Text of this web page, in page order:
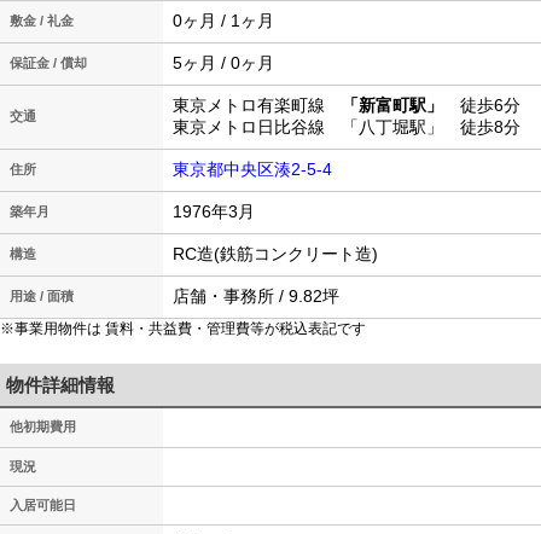
敷金 / 礼金 0ヶ月 / 1ヶ月
保証金 / 償却 5ヶ月 / 0ヶ月
交通
東京メトロ有楽町線 「新富町駅」
徒歩6分
東京メトロ日比谷線 「八丁堀駅」 徒歩8分
住所 東京都中央区湊2-5-4
築年月 1976年3月
構造 RC造(鉄筋コンクリート造)
用途 / 面積 店舗・事務所 / 9.82坪
※事業用物件は 賃料・共益費・管理費等が税込表記です
物件詳細情報
他初期費用
現況
入居可能日